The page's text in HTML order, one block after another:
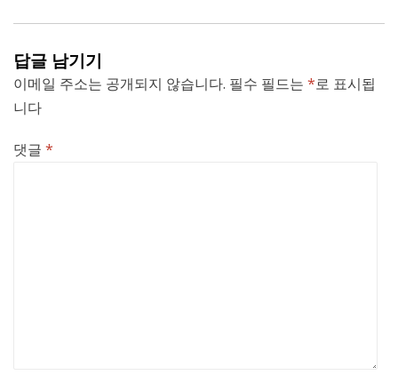
답글 남기기
이메일 주소는 공개되지 않습니다. 필수 필드는 *로 표시됩
니다
댓글 *